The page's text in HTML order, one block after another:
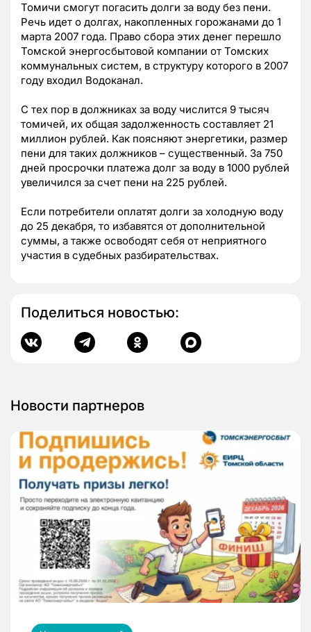
Томичи смогут погасить долги за воду без пени.
Речь идет о долгах, накопленных горожанами до 1
марта 2007 года. Право сбора этих денег перешло
Томской энергосбытовой компании от Томских
коммунальных систем, в структуру которого в 2007
году входил Водоканал.
С тех пор в должниках за воду числится 9 тысяч
томичей, их общая задолженность составляет 21
миллион рублей. Как поясняют энергетики, размер
пени для таких должников – существенный. За 750
дней просрочки платежа долг за воду в 1000 рублей
увеличился за счет пени на 225 рублей.
Если потребители оплатят долги за холодную воду
до 25 декабря, то избавятся от дополнительной
суммы, а также освободят себя от неприятного
участия в судебных разбирательствах.
Поделиться новостью:
Новости партнеров